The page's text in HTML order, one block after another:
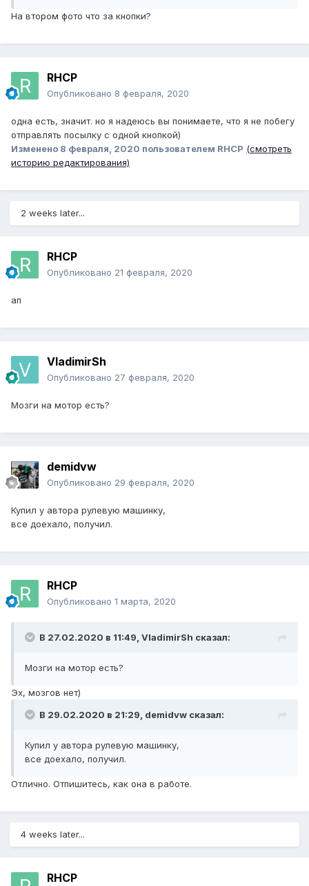
На втором фото что за кнопки?
RHCP
Опубликовано 8 февраля, 2020
одна есть, значит. но я надеюсь вы понимаете, что я не побегу
отправлять посылку с одной кнопкой)
Изменено 8 февраля, 2020 пользователем RHCP (смотреть
историю редактирования)
2 weeks later...
RHCP
Опубликовано 21 февраля, 2020
ап
VladimirSh
Опубликовано 27 февраля, 2020
Мозги на мотор есть?
demidvw
Опубликовано 29 февраля, 2020
Купил у автора рулевую машинку,
все доехало, получил.
RHCP
Опубликовано 1 марта, 2020
В 27.02.2020 в 11:49, VladimirSh сказал:
Мозги на мотор есть?
Эх, мозгов нет)
В 29.02.2020 в 21:29, demidvw сказал:
Купил у автора рулевую машинку,
все доехало, получил.
Отлично. Отпишитесь, как она в работе.
4 weeks later...
RHCP